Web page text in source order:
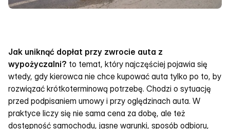
Jak uniknąć dopłat przy zwrocie auta z
wypożyczalni? to temat, który najczęściej pojawia się
wtedy, gdy kierowca nie chce kupować auta tylko po to, by
rozwiązać krótkoterminową potrzebę. Chodzi o sytuację
przed podpisaniem umowy i przy oględzinach auta. W
praktyce liczy się nie sama cena za dobę, ale też
dostępność samochodu, jasne warunki, sposób odbioru,